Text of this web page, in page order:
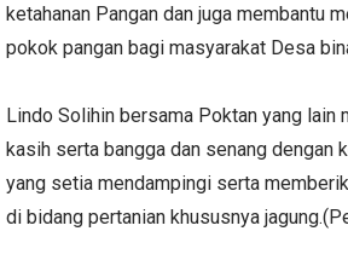
ketahanan Pangan dan juga membantu
pokok pangan bagi masyarakat Desa
Lindo Solihin bersama Poktan yang lain
kasih serta bangga dan senang dengan
yang setia mendampingi serta
di bidang pertanian khususnya